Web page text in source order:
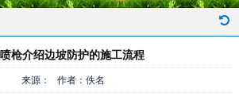
枪介绍边坡防护的施工流程
来源： 作者：佚名